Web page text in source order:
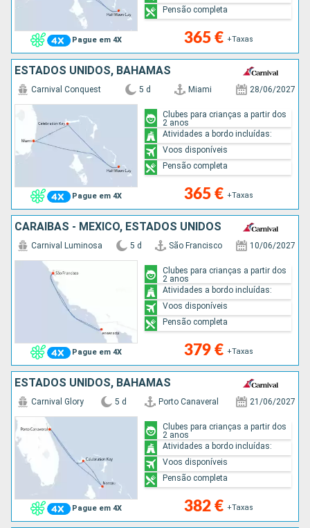
Pague em 4X 365 € +Taxas
Pensão completa
ESTADOS UNIDOS, BAHAMAS
Pague em 4X
Carnival Conquest 5 d Miami 28/06/2027
365 € +Taxas
Clubes para crianças a partir dos
2 anos
Atividades a bordo incluídas:
Voos disponíveis
Pensão completa
CARAIBAS - MEXICO, ESTADOS UNIDOS
Pague em 4X
Carnival Luminosa 5 d São Francisco 10/06/2027
379 € +Taxas
Clubes para crianças a partir dos
2 anos
Atividades a bordo incluídas:
Voos disponíveis
Pensão completa
ESTADOS UNIDOS, BAHAMAS
Pague em 4X
Carnival Glory 5 d Porto Canaveral 21/06/2027
382 € +Taxas
Clubes para crianças a partir dos
2 anos
Atividades a bordo incluídas:
Voos disponíveis
Pensão completa